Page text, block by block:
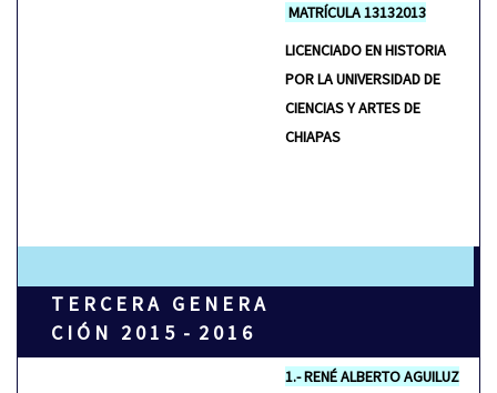
MATRÍCULA 13132013
LICENCIADO EN HISTORIA
POR LA UNIVERSIDAD DE
CIENCIAS Y ARTES DE
CHIAPAS
T E R C E R A G E N E R A
C I Ó N 2 0 1 5 - 2 0 1 6
1.- RENÉ ALBERTO AGUILUZ